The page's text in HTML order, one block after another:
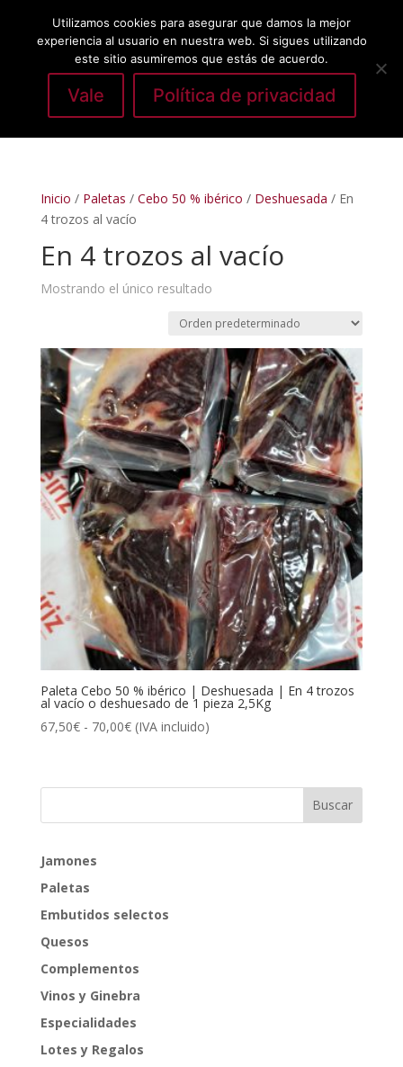
Seleccionar página
Inicio / Paletas / Cebo 50 % ibérico / Deshuesada / En
4 trozos al vacío
En 4 trozos al vacío
Mostrando el único resultado
Paleta Cebo 50 % ibérico | Deshuesada | En 4 trozos
al vacío o deshuesado de 1 pieza 2,5Kg
67,50€ - 70,00€Rango
desde
(IVA incluido)
Jamones
Paletas
Embutidos selectos
Quesos
Complementos
Vinos y Ginebra
Especialidades
Lotes y Regalos
Utilizamos cookies para asegurar que damos la mejor
experiencia al usuario en nuestra web. Si sigues utilizando
este sitio asumiremos que estás de acuerdo.
Vale Política de privacidad